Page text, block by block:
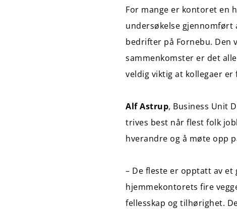
For mange er kontoret en
undersøkelse gjennomført
bedrifter på Fornebu. Den
sammenkomster er det
veldig viktig at kollegaer
Alf Astrup, Business Unit
trives best når flest folk
hverandre og å møte opp
– De fleste er opptatt av
hjemmekontorets fire
fellesskap og tilhørighet.